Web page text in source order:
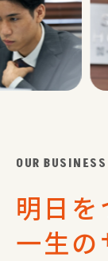
OUR BUSINESS
明日を
一生の